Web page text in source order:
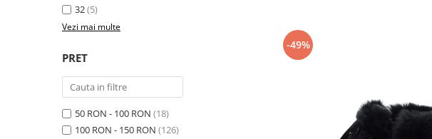
32(5)
Vezi mai multe
PRET
50 RON - 100 RON (18)
100 RON - 150 RON (126)
-49%